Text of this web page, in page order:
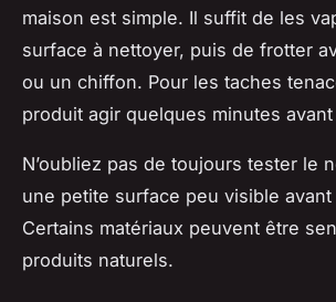
maison est simple. Il suffit de les
surface à nettoyer, puis de frotter
ou un chiffon. Pour les taches
produit agir quelques minutes
N’oubliez pas de toujours tester le
une petite surface peu visible avant
Certains matériaux peuvent être
produits naturels.